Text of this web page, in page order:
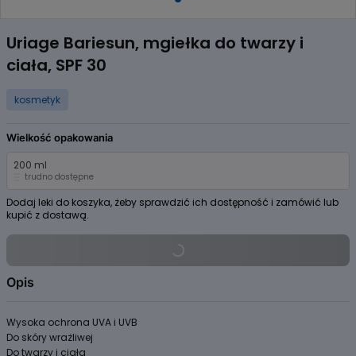
1
of
1
Uriage Bariesun, mgiełka do twarzy i
ciała, SPF 30
kosmetyk
Wielkość opakowania
200 ml
trudno dostępne
Dodaj leki do koszyka, żeby sprawdzić ich dostępność i zamówić lub
kupić z dostawą.
Opis
Wysoka ochrona UVA i UVB
Do skóry wrażliwej
Do twarzy i ciała